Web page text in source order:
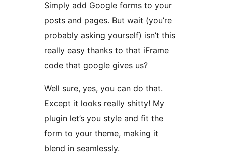
Simply add Google forms to your
posts and pages. But wait (you’re
probably asking yourself) isn’t this
really easy thanks to that iFrame
code that google gives us?
Well sure, yes, you can do that.
Except it looks really shitty! My
plugin let’s you style and fit the
form to your theme, making it
blend in seamlessly.